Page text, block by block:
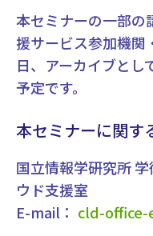
本セミナーの一部の
援サービス参加機関
日、アーカイブと
予定です。
本セミナーに関す
国立情報学研究所
ウド支援室
E-mail： cld-office-